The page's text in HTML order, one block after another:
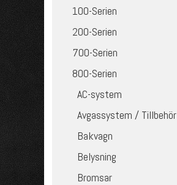
100-Serien
200-Serien
700-Serien
800-Serien
AC-system
Avgassystem / Tillbehör
Bakvagn
Belysning
Bromsar